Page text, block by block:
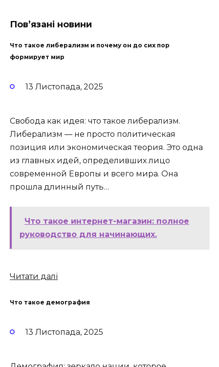
Пов’язані новини
Что такое либерализм и почему он до сих пор
формирует мир
13 Листопада, 2025
Свобода как идея: что такое либерализм.
Либерализм — не просто политическая
позиция или экономическая теория. Это одна
из главных идей, определивших лицо
современной Европы и всего мира. Она
прошла длинный путь…
Что такое интернет-магазин: полное
руководство для начинающих.
Читати далі
Что такое демография
13 Листопада, 2025